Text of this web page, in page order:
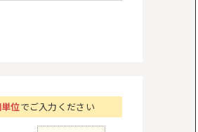
位でご入力ください